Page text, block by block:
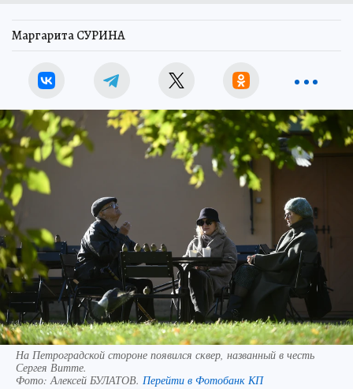
Маргарита СУРИНА
На Петроградской стороне появился сквер, названный в честь
Сергея Витте.
Фото:Алексей БУЛАТОВ. Перейти в Фотобанк КП